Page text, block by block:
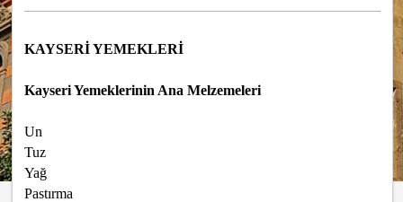
KAYSERİ YEMEKLERİ
Kayseri Yemeklerinin Ana Melzemeleri
Un
Tuz
Yağ
Pastırma